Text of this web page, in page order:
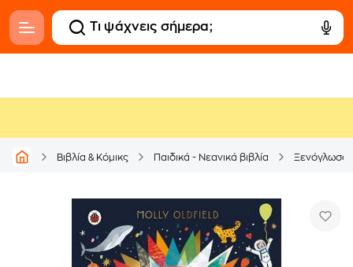
Βιβλία & Κόμικς Παιδικά - Νεανικά βιβλία